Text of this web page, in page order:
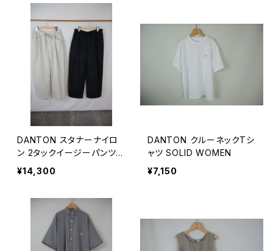
DANTON スタナーナイロ
ン 2タックイージーパンツ
WOMEN
¥14,300
DANTON クルーネックTシ
ャツ SOLID WOMEN
¥7,150